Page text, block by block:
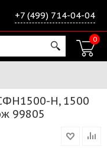
+7 (499) 714-04-04
0
Н, 1500
99805